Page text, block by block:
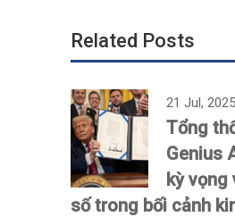
Related Posts
21 Jul, 2025
Tổng
Genius
kỳ vọng
số trong bối cảnh